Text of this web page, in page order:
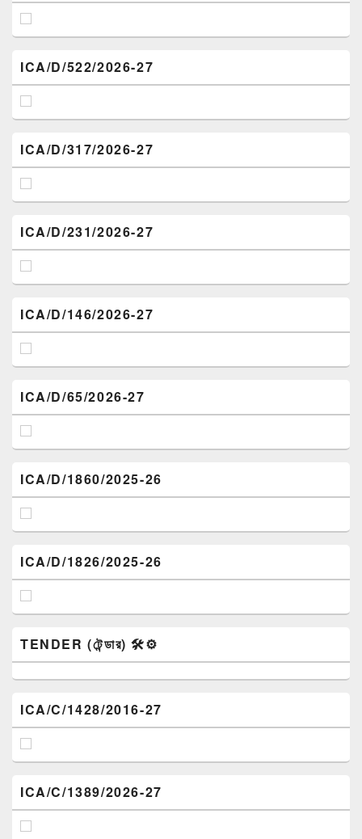
ICA/D/522/2026-27
ICA/D/317/2026-27
ICA/D/231/2026-27
ICA/D/146/2026-27
ICA/D/65/2026-27
ICA/D/1860/2025-26
ICA/D/1826/2025-26
TENDER (টেন্ডার) 🛠️⚙️
ICA/C/1428/2016-27
ICA/C/1389/2026-27